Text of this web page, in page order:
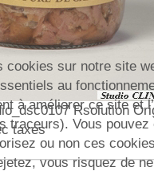
Rsolution
taxes
cookies sur notre site
au
à améliorer ce site et
traceurs). Vous pouvez
ou non ces
vous risquez de